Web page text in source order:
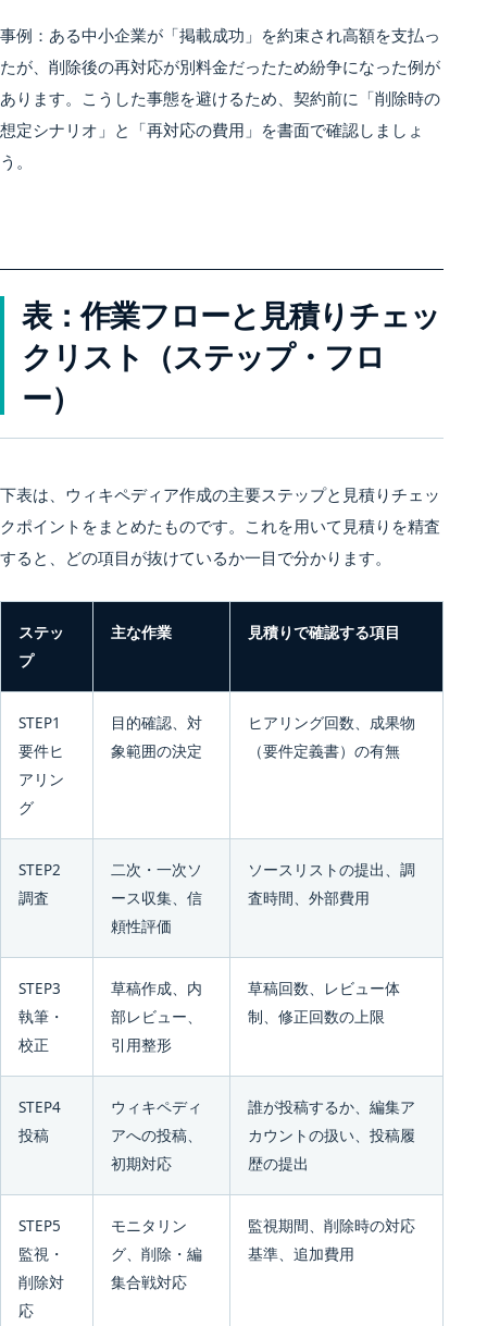
事例：ある中小企業が「掲載成功」を約束され高額を支払っ
たが、削除後の再対応が別料金だったため紛争になった例が
あります。こうした事態を避けるため、契約前に「削除時の
想定シナリオ」と「再対応の費用」を書面で確認しましょ
う。
表：作業フローと見積りチェッ
クリスト（ステップ・フロ
ー）
下表は、ウィキペディア作成の主要ステップと見積りチェッ
クポイントをまとめたものです。これを用いて見積りを精査
すると、どの項目が抜けているか一目で分かります。
ステッ
プ
主な作業 見積りで確認する項目
STEP1
要件ヒ
アリン
グ
目的確認、対
象範囲の決定
ヒアリング回数、成果物
（要件定義書）の有無
STEP2
調査
二次・一次ソ
ース収集、信
頼性評価
ソースリストの提出、調
査時間、外部費用
STEP3
執筆・
校正
草稿作成、内
部レビュー、
引用整形
草稿回数、レビュー体
制、修正回数の上限
STEP4
投稿
ウィキペディ
アへの投稿、
初期対応
誰が投稿するか、編集ア
カウントの扱い、投稿履
歴の提出
STEP5
監視・
削除対
応
モニタリン
グ、削除・編
集合戦対応
監視期間、削除時の対応
基準、追加費用